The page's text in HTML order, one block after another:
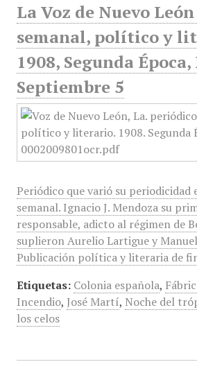
La Voz de Nuevo
semanal, político y
1908, Segunda Época,
Septiembre 5
Periódico que varió su periodicidad
semanal. Ignacio J. Mendoza su
responsable, adicto al régimen de
suplieron Aurelio Lartigue y
Publicación política y literaria de
Etiquetas: Colonia española,
Incendio, José Martí, Noche del
los celos